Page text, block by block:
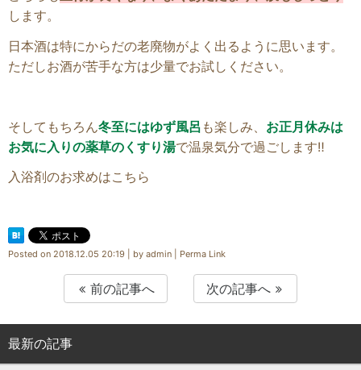
します。
日本酒は特にからだの老廃物がよく出るように思います。
ただしお酒が苦手な方は少量でお試しください。
そしてもちろん冬至にはゆず風呂 も楽しみ、 お正月休みは
お気に入りの薬草のくすり湯で温泉気分で過ごします‼
入浴剤のお求めはこちら
Posted on 2018.12.05 20:19 by admin Perma Link
前の記事へ 次の記事へ
最新の記事